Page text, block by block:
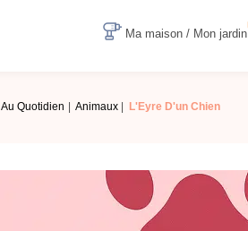
Ma maison / Mon jardin
Au Quotidien Animaux L'Eyre D'un Chien